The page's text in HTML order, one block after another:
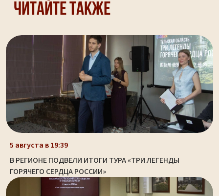
Читайте также
5 августа в 19:39
В РЕГИОНЕ ПОДВЕЛИ ИТОГИ ТУРА «ТРИ ЛЕГЕНДЫ
ГОРЯЧЕГО СЕРДЦА РОССИИ»